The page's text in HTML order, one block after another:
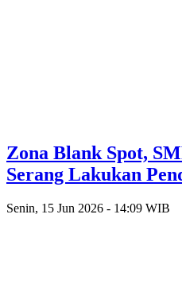
Zona Blank Spot,
Serang Lakukan
Senin, 15 Jun 2026 - 14:09 WIB